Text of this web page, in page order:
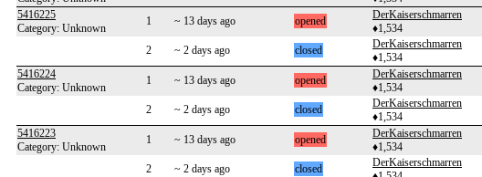
5416225
Category: Unknown
1 ~ 13 days ago opened
DerKaiserschmarren
♦1,534
2 ~ 2 days ago closed
DerKaiserschmarren
♦1,534
5416224
Category: Unknown
1 ~ 13 days ago opened
DerKaiserschmarren
♦1,534
2 ~ 2 days ago closed
DerKaiserschmarren
♦1,534
5416223
Category: Unknown
1 ~ 13 days ago opened
DerKaiserschmarren
♦1,534
2 ~ 2 days ago closed
DerKaiserschmarren